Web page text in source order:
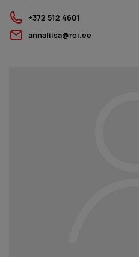
+372 512 4601
annaliisa@roi.ee